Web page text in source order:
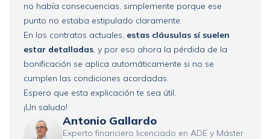
no había consecuencias, simplemente porque ese
punto no estaba estipulado claramente.
En los contratos actuales, estas cláusulas sí suelen
estar detalladas, y por eso ahora la pérdida de la
bonificación se aplica automáticamente si no se
cumplen las condiciones acordadas.
Espero que esta explicación te sea útil.
¡Un saludo!
Antonio Gallardo
Experto financiero licenciado en ADE y Máster